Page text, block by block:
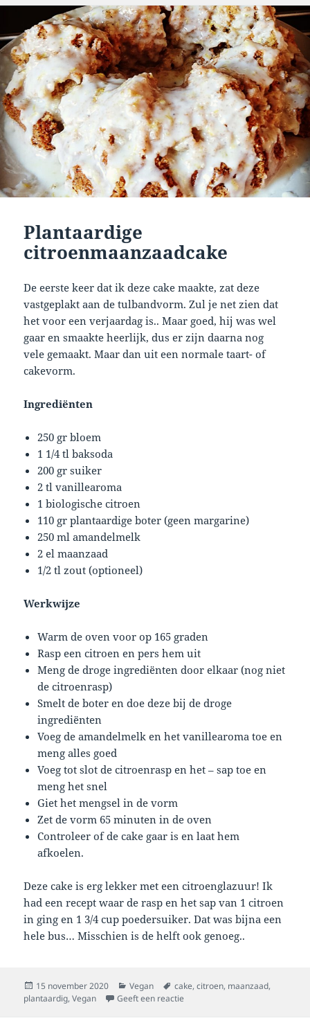
Plantaardige
citroenmaanzaadcake
De eerste keer dat ik deze cake maakte, zat deze
vastgeplakt aan de tulbandvorm. Zul je net zien dat
het voor een verjaardag is.. Maar goed, hij was wel
gaar en smaakte heerlijk, dus er zijn daarna nog
vele gemaakt. Maar dan uit een normale taart- of
cakevorm.
Ingrediënten
250 gr bloem
1 1/4 tl baksoda
200 gr suiker
2 tl vanillearoma
1 biologische citroen
110 gr plantaardige boter (geen margarine)
250 ml amandelmelk
2 el maanzaad
1/2 tl zout (optioneel)
Werkwijze
Warm de oven voor op 165 graden
Rasp een citroen en pers hem uit
Meng de droge ingrediënten door elkaar (nog niet
de citroenrasp)
Smelt de boter en doe deze bij de droge
ingrediënten
Voeg de amandelmelk en het vanillearoma toe en
meng alles goed
Voeg tot slot de citroenrasp en het – sap toe en
meng het snel
Giet het mengsel in de vorm
Zet de vorm 65 minuten in de oven
Controleer of de cake gaar is en laat hem
afkoelen.
Deze cake is erg lekker met een citroenglazuur! Ik
had een recept waar de rasp en het sap van 1 citroen
in ging en 1 3/4 cup poedersuiker. Dat was bijna een
hele bus… Misschien is de helft ook genoeg..
Geplaatst
op
15 november 2020 Categorieën
Vegan Tags
cake,citroen, maanzaad,
plantaardig,Vegan Geeft een reactie